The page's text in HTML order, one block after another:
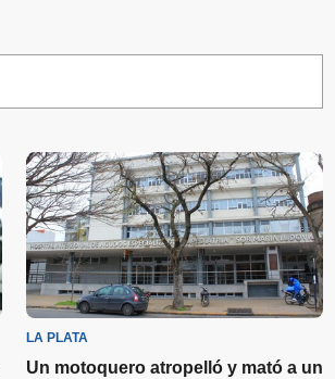
LA PLATA
Un motoquero atropelló y mató a un